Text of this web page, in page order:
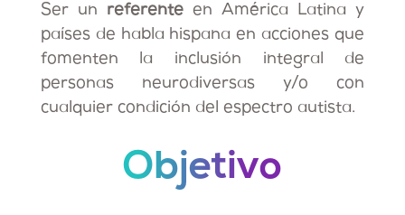
Ser un referente en América Latina y
países de habla hispana en acciones que
fomenten la inclusión integral de
personas neurodiversas y/o con
cualquier condición del espectro autista.
Objetivo